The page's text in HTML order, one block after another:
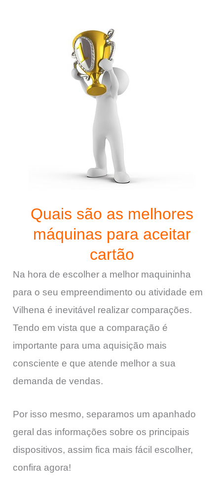
Quais são as melhores
máquinas para aceitar
cartão
Na hora de escolher a melhor maquininha
para o seu empreendimento ou atividade em
Vilhena é inevitável realizar comparações.
Tendo em vista que a comparação é
importante para uma aquisição mais
consciente e que atende melhor a sua
demanda de vendas.
Por isso mesmo, separamos um apanhado
geral das informações sobre os principais
dispositivos, assim fica mais fácil escolher,
confira agora!